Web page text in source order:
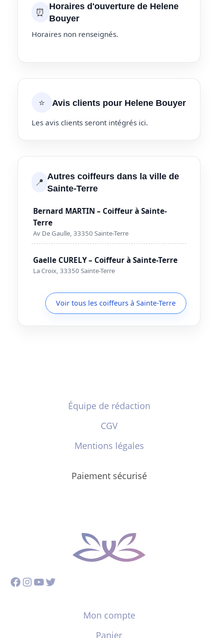
⏰
Horaires d'ouverture de Helene
Bouyer
Horaires non renseignés.
⭐ Avis clients pour Helene Bouyer
Les avis clients seront intégrés ici.
📍 Autres coiffeurs dans la ville de
Sainte-Terre
Bernard MARTIN – Coiffeur à Sainte-
Terre
Av De Gaulle, 33350 Sainte-Terre
Gaelle CURELY – Coiffeur à Sainte-Terre
La Croix, 33350 Sainte-Terre
Voir tous les coiffeurs à Sainte-Terre
Équipe de rédaction
CGV
Mentions légales
Paiement sécurisé
Facebook
Instagram
YouTube
Twitter
Mon compte
Panier